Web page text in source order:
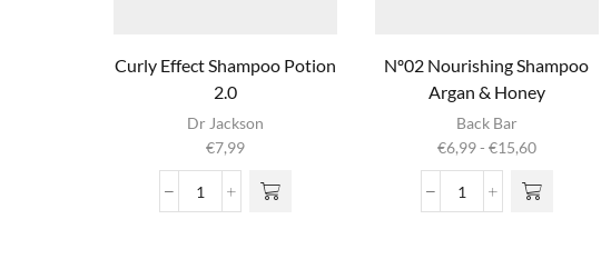
Curly Effect Shampoo Potion
2.0
Dr Jackson
€7,99
Curly
Nº02 Nourishing Shampoo
Argan & Honey
Back Bar
€6,99- €15,60Prijsklasse:
tot
Nº02
Dit product
heeft
meerdere
optie kan